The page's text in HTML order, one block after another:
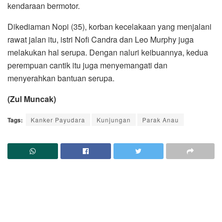
kendaraan bermotor.
Dikediaman Nopi (35), korban kecelakaan yang menjalani
rawat jalan itu, istri Nofi Candra dan Leo Murphy juga
melakukan hal serupa. Dengan naluri keibuannya, kedua
perempuan cantik itu juga menyemangati dan
menyerahkan bantuan serupa.
(Zul Muncak)
Tags: Kanker Payudara Kunjungan Parak Anau